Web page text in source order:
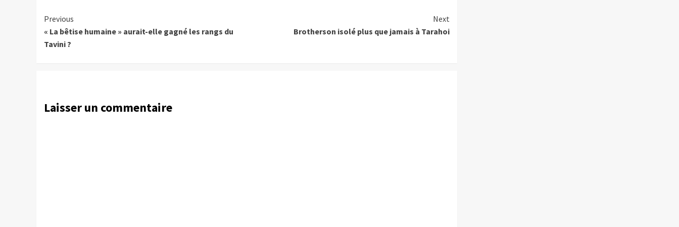
Continue
Reading
Previous
« La bêtise humaine » aurait-elle gagné les rangs du
Tavini ?
Next
Brotherson isolé plus que jamais à Tarahoi
Laisser un commentaire